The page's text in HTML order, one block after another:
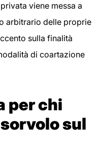
viene messa a
arbitrario delle proprie
sulla finalità
di coartazione
per chi
sul